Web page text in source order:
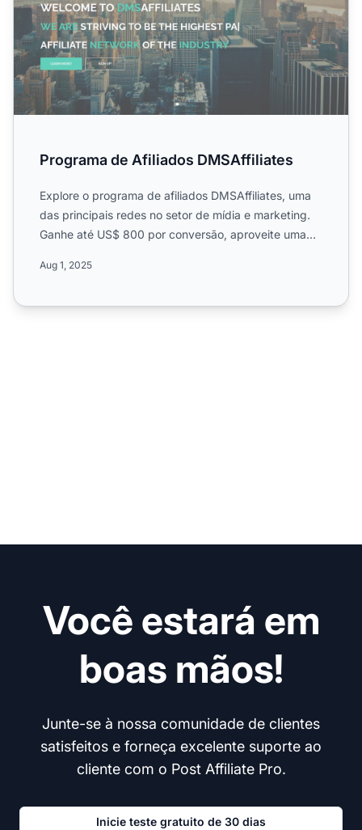
Programa de Afiliados DMSAffiliates
Explore o programa de afiliados DMSAffiliates, uma
das principais redes no setor de mídia e marketing.
Ganhe até US$ 800 por conversão, aproveite uma
Aug 1, 2025
Você estará em
boas mãos!
Junte-se à nossa comunidade de clientes
satisfeitos e forneça excelente suporte ao
cliente com o Post Affiliate Pro.
Inicie teste gratuito de 30 dias